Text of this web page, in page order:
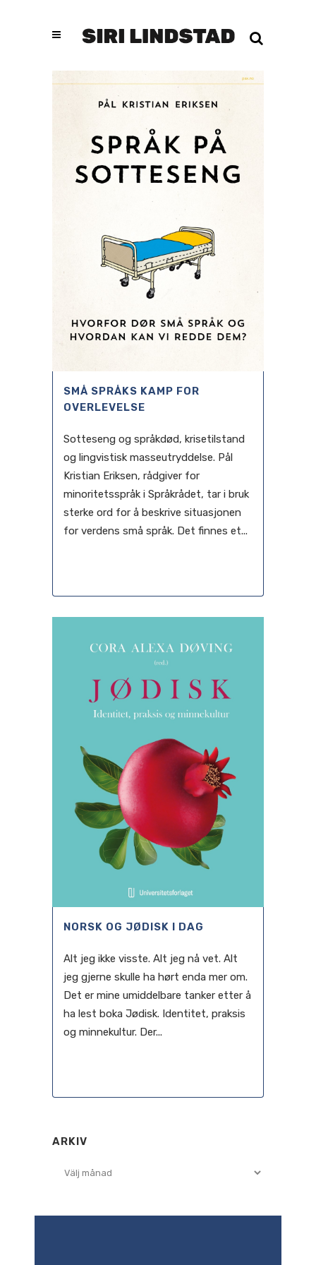
SMÅ SPRÅKS KAMP FOR
OVERLEVELSE
Sotteseng og språkdød, krisetilstand
og lingvistisk masseutryddelse. Pål
Kristian Eriksen, rådgiver for
minoritetsspråk i Språkrådet, tar i bruk
sterke ord for å beskrive situasjonen
for verdens små språk. Det finnes et...
NORSK OG JØDISK I DAG
Alt jeg ikke visste. Alt jeg nå vet. Alt
jeg gjerne skulle ha hørt enda mer om.
Det er mine umiddelbare tanker etter å
ha lest boka Jødisk. Identitet, praksis
og minnekultur. Der...
ARKIV
Arkiv